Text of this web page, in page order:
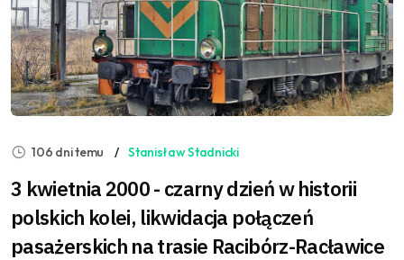
106 dni temu Stanisław Stadnicki
3 kwietnia 2000 - czarny dzień w historii
polskich kolei, likwidacja połączeń
pasażerskich na trasie Racibórz-Racławice